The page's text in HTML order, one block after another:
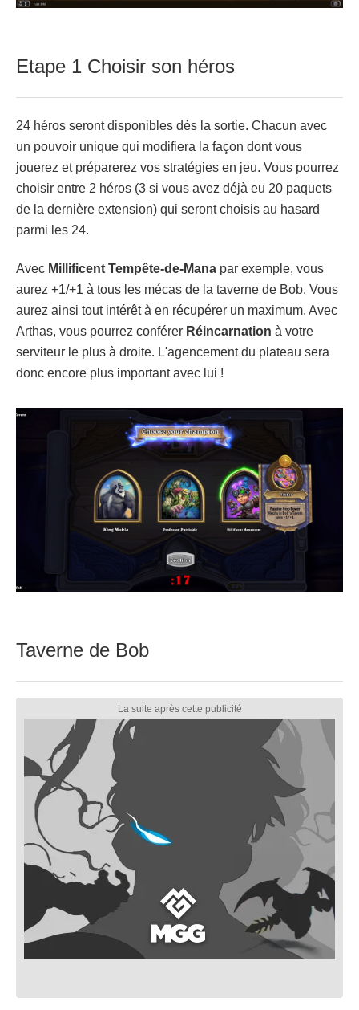
Etape 1 Choisir son héros
24 héros seront disponibles dès la sortie. Chacun avec
un pouvoir unique qui modifiera la façon dont vous
jouerez et préparerez vos stratégies en jeu. Vous pourrez
choisir entre 2 héros (3 si vous avez déjà eu 20 paquets
de la dernière extension) qui seront choisis au hasard
parmi les 24.
Avec Millificent Tempête-de-Mana par exemple, vous
aurez +1/+1 à tous les mécas de la taverne de Bob. Vous
aurez ainsi tout intérêt à en récupérer un maximum. Avec
Arthas, vous pourrez conférer Réincarnation à votre
serviteur le plus à droite. L'agencement du plateau sera
donc encore plus important avec lui !
Taverne de Bob